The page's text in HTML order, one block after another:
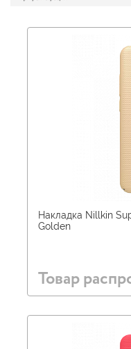
Накладка Nillkin
Golden
Товар